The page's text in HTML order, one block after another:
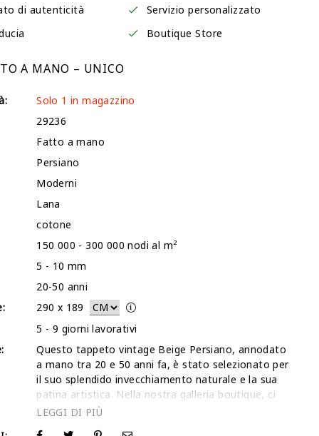
di autenticità
Servizio personalizzato
Boutique Store
A MANO – UNICO
Solo 1 in magazzino
29236
Fatto a mano
Persiano
Moderni
Lana
cotone
150 000 - 300 000 nodi al m²
5 - 10 mm
20-50 anni
290 x 189
5 - 9 giorni lavorativi
Questo tappeto vintage Beige Persiano, annodato
a mano tra 20 e 50 anni fa, è stato selezionato per
il suo splendido invecchiamento naturale e la sua
patina artistica. Nella nostra galleria boutique, ci
specializziamo nel recupero di questi pezzi storici